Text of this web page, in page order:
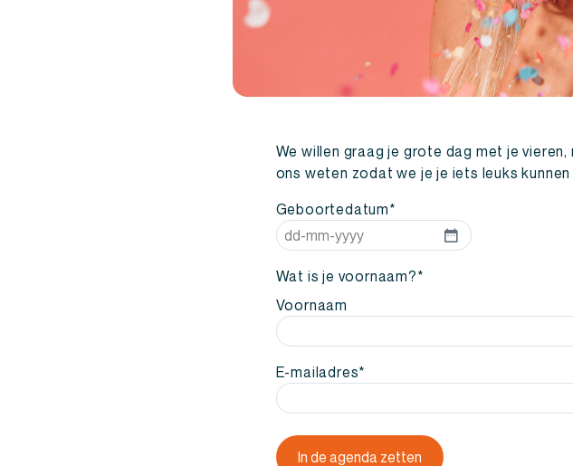
We willen graag je grote dag met je
ons weten zodat we je je iets leuks
Geboortedatum*
DD
dash
dash
JJJJ
Wat is je voornaam?*
Voornaam
E-mailadres*